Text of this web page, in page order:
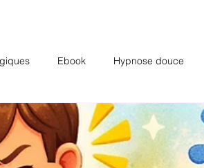
Ebook Hypnose douce
positive Audio chaîne YouTube